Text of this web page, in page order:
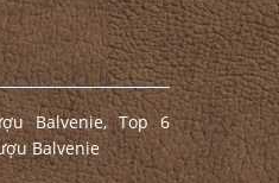
Balvenie, Top 6
Balvenie